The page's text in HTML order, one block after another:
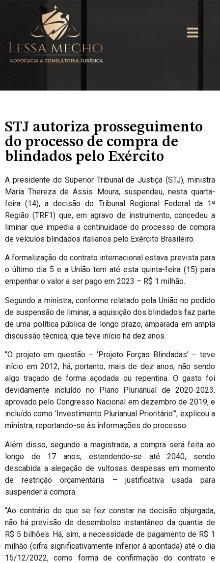
STJ autoriza prosseguimento
do processo de compra de
blindados pelo Exército
A presidente do Superior Tribunal de Justiça (STJ), ministra
Maria Thereza de Assis Moura, suspendeu, nesta quarta-
feira (14), a decisão do Tribunal Regional Federal da 1ª
Região (TRF1) que, em agravo de instrumento, concedeu a
liminar que impedia a continuidade do processo de compra
de veículos blindados italianos pelo Exército Brasileiro.
A formalização do contrato internacional estava prevista para
o último dia 5 e a União tem até esta quinta-feira (15) para
empenhar o valor a ser pago em 2023 – R$ 1 milhão.
Segundo a ministra, conforme relatado pela União no pedido
de suspensão de liminar, a aquisição dos blindados faz parte
de uma política pública de longo prazo, amparada em ampla
discussão técnica, que teve início há dez anos.
“O projeto em questão – ‘Projeto Forças Blindadas’ – teve
início em 2012, há, portanto, mais de dez anos, não sendo
algo traçado de forma açodada ou repentina. O gasto foi
devidamente incluído no Plano Plurianual de 2020-2023,
aprovado pelo Congresso Nacional em dezembro de 2019, e
incluído como ‘Investimento Plurianual Prioritário'”, explicou a
ministra, reportando-se às informações do processo.
Além disso, segundo a magistrada, a compra será feita ao
longo de 17 anos, estendendo-se até 2040, sendo
descabida a alegação de vultosas despesas em momento
de restrição orçamentária – justificativa usada para
suspender a compra.
“Ao contrário do que se fez constar na decisão objurgada,
não há previsão de desembolso instantâneo da quantia de
R$ 5 bilhões. Há, sim, a necessidade de pagamento de R$ 1
milhão (cifra significativamente inferior à apontada) até o dia
15/12/2022, como forma de confirmação do contrato e